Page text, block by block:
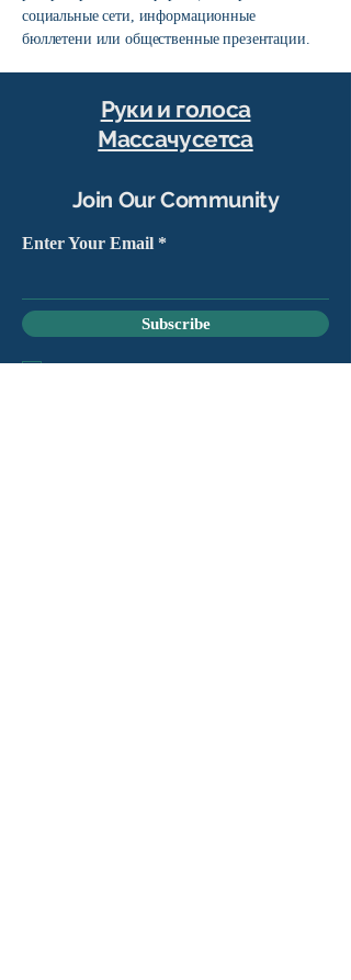
социальные сети, информационные
бюллетени или общественные презентации.
Руки и голоса
Массачусетса
Join Our Community
Enter Your Email
Subscribe